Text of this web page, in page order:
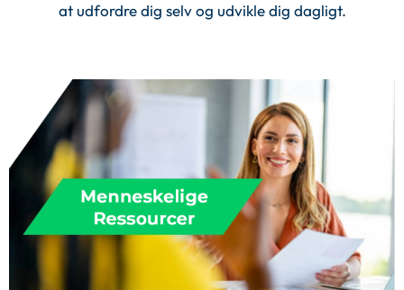
at udfordre dig selv og udvikle dig dagligt.